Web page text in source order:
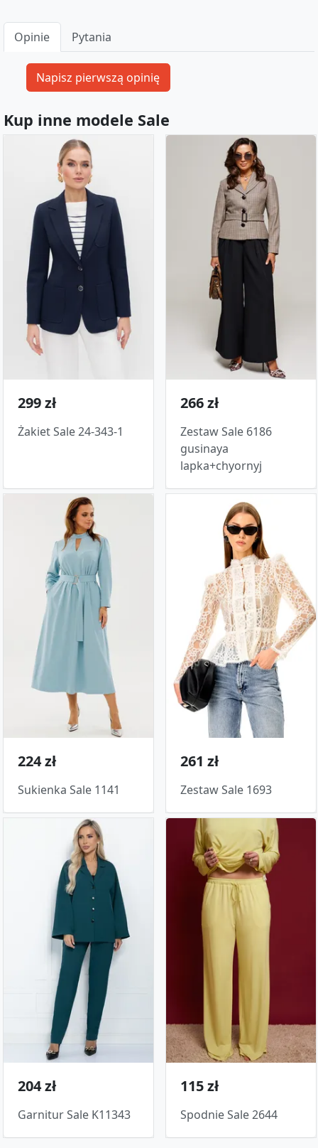
Opinie Pytania
Kup inne modele Sale
299 zł
Żakiet Sale 24-343-1
266 zł
Zestaw Sale 6186
gusinaya
lapka+chyornyj
224 zł
Sukienka Sale 1141
261 zł
Zestaw Sale 1693
204 zł
Garnitur Sale K11343
115 zł
Spodnie Sale 2644